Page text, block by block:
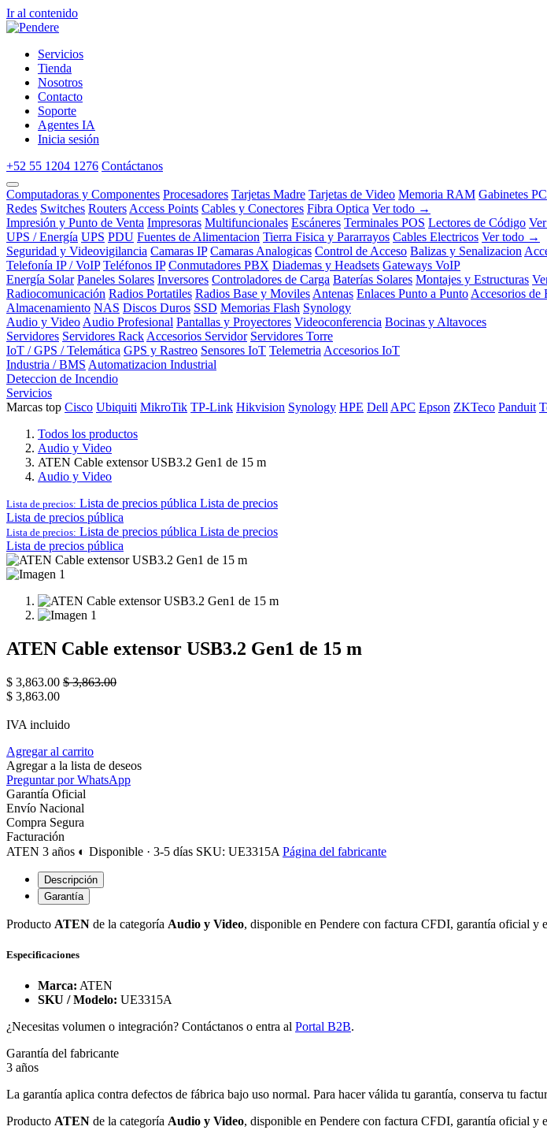
Ir al contenido
Servicios
Tienda
Nosotros
Contacto
Soporte
Agentes IA
Inicia sesión
+52 55 1204 1276 Contáctanos
Computadoras y Componentes Procesadores Tarjetas Madre Tarjetas de Video Memoria RAM Gabinetes PC
Redes Switches Routers Access Points Cables y Conectores Fibra Optica Ver todo →
Impresión y Punto de Venta Impresoras Multifuncionales Escáneres Terminales POS Lectores de Código
UPS / Energía UPS PDU Fuentes de Alimentacion Tierra Fisica y Pararrayos Cables Electricos Ver todo →
Seguridad y Videovigilancia Camaras IP Camaras Analogicas Control de Acceso Balizas y Senalizacion
Telefonía IP / VoIP Teléfonos IP Conmutadores PBX Diademas y Headsets Gateways VoIP
Energía Solar Paneles Solares Inversores Controladores de Carga Baterías Solares Montajes y Estructuras
Radiocomunicación Radios Portatiles Radios Base y Moviles Antenas Enlaces Punto a Punto Accesorios de
Almacenamiento NAS Discos Duros SSD Memorias Flash Synology
Audio y Video Audio Profesional Pantallas y Proyectores Videoconferencia Bocinas y Altavoces
Servidores Servidores Rack Accesorios Servidor Servidores Torre
IoT / GPS / Telemática GPS y Rastreo Sensores IoT Telemetria Accesorios IoT
Industria / BMS Automatizacion Industrial
Deteccion de Incendio
Servicios
Marcas top Cisco Ubiquiti MikroTik TP-Link Hikvision Synology HPE Dell APC Epson ZKTeco Panduit
Todos los productos
Audio y Video
ATEN Cable extensor USB3.2 Gen1 de 15 m
Audio y Video
Lista de precios: Lista de precios pública Lista de precios
Lista de precios pública
Lista de precios: Lista de precios pública Lista de precios
Lista de precios pública
ATEN Cable extensor USB3.2 Gen1 de 15 m
$ 3,863.00 $3,863.00
$ 3,863.00
IVA incluido
Agregar al carrito
Agregar a la lista de deseos
Preguntar por WhatsApp
Garantía Oficial
Envío Nacional
Compra Segura
Facturación
ATEN 3 años ◐ Disponible · 3-5 días SKU: UE3315A Página del fabricante
Descripción
Garantía
Producto ATEN de la categoría Audio y Video, disponible en Pendere con factura CFDI, garantía oficial y
Especificaciones
Marca: ATEN
SKU / Modelo: UE3315A
¿Necesitas volumen o integración? Contáctanos o entra al Portal B2B.
Garantía del fabricante
3 años
La garantía aplica contra defectos de fábrica bajo uso normal. Para hacer válida tu garantía, conserva tu
Producto ATEN de la categoría Audio y Video, disponible en Pendere con factura CFDI, garantía oficial y